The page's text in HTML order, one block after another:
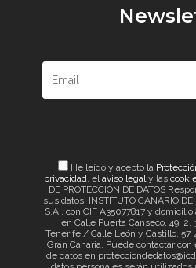
He leído y acepto la
privacidad, elaviso legaly las
DE PROTECCIÓN DE DATOS
sus datos: INSTITUTO CANARIO
S.A., con CIF A35077817 y
en Calle Puerta Canseco, 49,
Tenerife / Calle León y Castillo, 57,
Gran Canaria. Puede contactar
de datos en